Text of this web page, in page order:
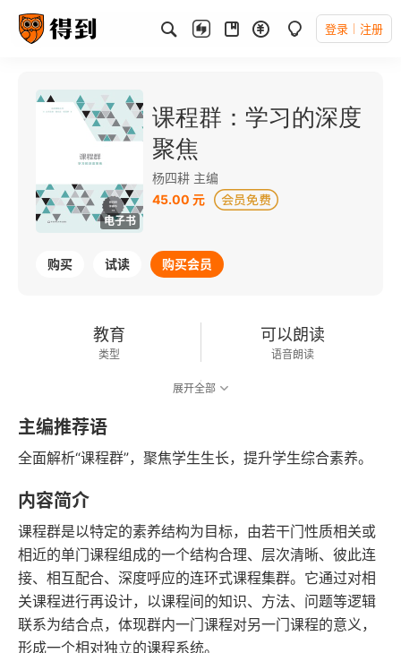
登录 注册
电子书
课程群：学习的深度
聚焦
杨四耕 主编
45.00 元
购买 试读 购买会员
教育
类型
可以朗读
语音朗读
展开全部
主编推荐语
全面解析“课程群”，聚焦学生生长，提升学生综合素养。
内容简介
课程群是以特定的素养结构为目标，由若干门性质相关或
相近的单门课程组成的一个结构合理、层次清晰、彼此连
接、相互配合、深度呼应的连环式课程集群。它通过对相
关课程进行再设计，以课程间的知识、方法、问题等逻辑
联系为结合点，体现群内一门课程对另一门课程的意义，
形成一个相对独立的课程系统。